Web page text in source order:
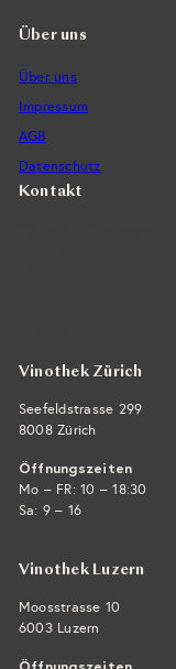
Über uns
Über uns
Impressum
AGB
Datenschutz
Kontakt
Vinothek Zürich
Seefeldstrasse 299
8008 Zürich
Öffnungszeiten
Mo – FR: 10 – 18:30
Sa: 9 – 16
Vinothek Luzern
Moosstrasse 10
6003 Luzern